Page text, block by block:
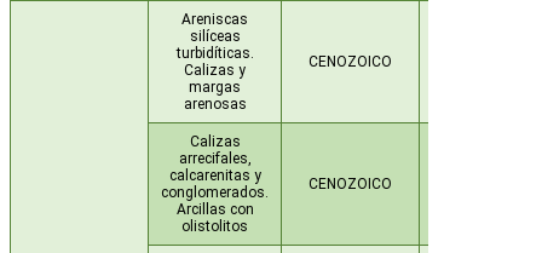
Areniscas
silíceas
turbidíticas.
Calizas y
margas
arenosas
CENOZOICO
Calizas
arrecifales,
calcarenitas y
conglomerados.
Arcillas con
olistolitos
CENOZOICO